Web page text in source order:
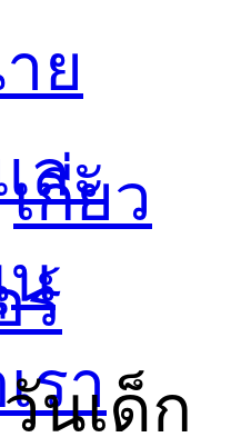
ย
ละ
รา
เกี่ยว
ร์
วันเด็ก